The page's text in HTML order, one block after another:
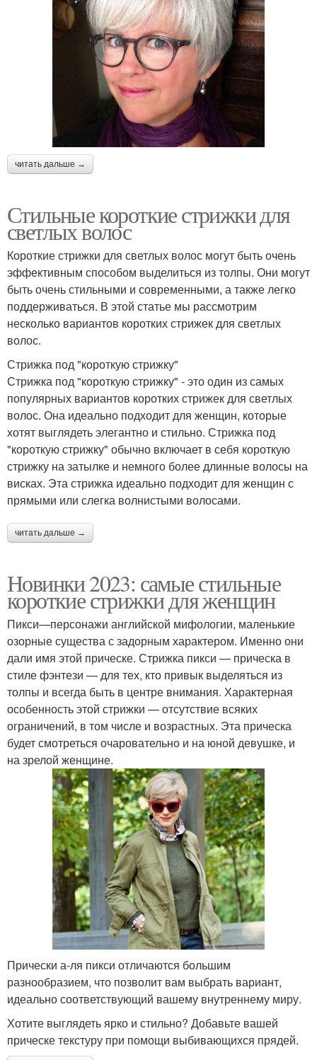
читать дальше →
Стильные короткие стрижки для
светлых волос
Короткие стрижки для светлых волос могут быть очень
эффективным способом выделиться из толпы. Они могут
быть очень стильными и современными, а также легко
поддерживаться. В этой статье мы рассмотрим
несколько вариантов коротких стрижек для светлых
волос.
Стрижка под "короткую стрижку"
Стрижка под "короткую стрижку" - это один из самых
популярных вариантов коротких стрижек для светлых
волос. Она идеально подходит для женщин, которые
хотят выглядеть элегантно и стильно. Стрижка под
"короткую стрижку" обычно включает в себя короткую
стрижку на затылке и немного более длинные волосы на
висках. Эта стрижка идеально подходит для женщин с
прямыми или слегка волнистыми волосами.
читать дальше →
Новинки 2023: самые стильные
короткие стрижки для женщин
Пикси—персонажи английской мифологии, маленькие
озорные существа с задорным характером. Именно они
дали имя этой прическе. Стрижка пикси — прическа в
стиле фэнтези — для тех, кто привык выделяться из
толпы и всегда быть в центре внимания. Характерная
особенность этой стрижки — отсутствие всяких
ограничений, в том числе и возрастных. Эта прическа
будет смотреться очаровательно и на юной девушке, и
на зрелой женщине.
Прически а-ля пикси отличаются большим
разнообразием, что позволит вам выбрать вариант,
идеально соответствующий вашему внутреннему миру.
Хотите выглядеть ярко и стильно? Добавьте вашей
прическе текстуру при помощи выбивающихся прядей.